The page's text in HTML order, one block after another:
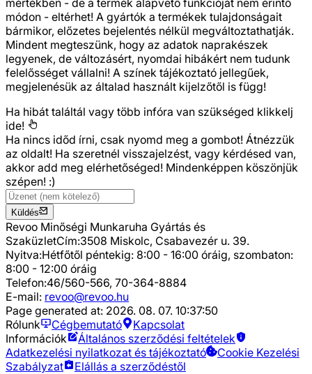
mértékben - de a termék alapvető funkcióját nem érintő
módon - eltérhet! A gyártók a termékek tulajdonságait
bármikor, előzetes bejelentés nélkül megváltoztathatják.
Mindent megteszünk, hogy az adatok naprakészek
legyenek, de változásért, nyomdai hibákért nem tudunk
felelősséget vállalni! A színek tájékoztató jellegűek,
megjelenésük az általad használt kijelzőtől is függ!
Ha hibát találtál vagy több infóra van szükséged klikkelj
ide!
Ha nincs időd írni, csak nyomd meg a gombot! Átnézzük
az oldalt! Ha szeretnél visszajelzést, vagy kérdésed van,
akkor add meg elérhetőséged! Mindenképpen köszönjük
szépen! :)
Küldés
Revoo Minőségi Munkaruha Gyártás és
SzaküzletCím:3508 Miskolc, Csabavezér u. 39.
Nyitva:Hétfőtől péntekig: 8:00 - 16:00 óráig, szombaton:
8:00 - 12:00 óráig
Telefon:46/560-566, 70-364-8884
E-mail: revoo@revoo.hu
Page generated at: 2026. 08. 07. 10:37:50
Rólunk
Cégbemutató
Kapcsolat
Információk
Általános szerződési feltételek
Adatkezelési nyilatkozat és tájékoztató
Cookie Kezelési
Szabályzat
Elállás a szerződéstől